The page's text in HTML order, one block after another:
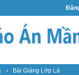
› Bài Giảng Lớp Lá